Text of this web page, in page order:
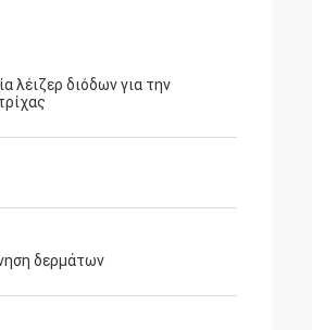
λέιζερ διόδων για την
δερμάτων